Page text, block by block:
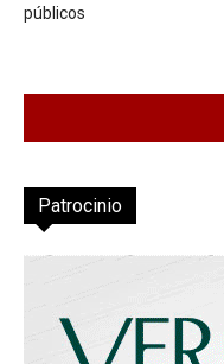
públicos
Patrocinio